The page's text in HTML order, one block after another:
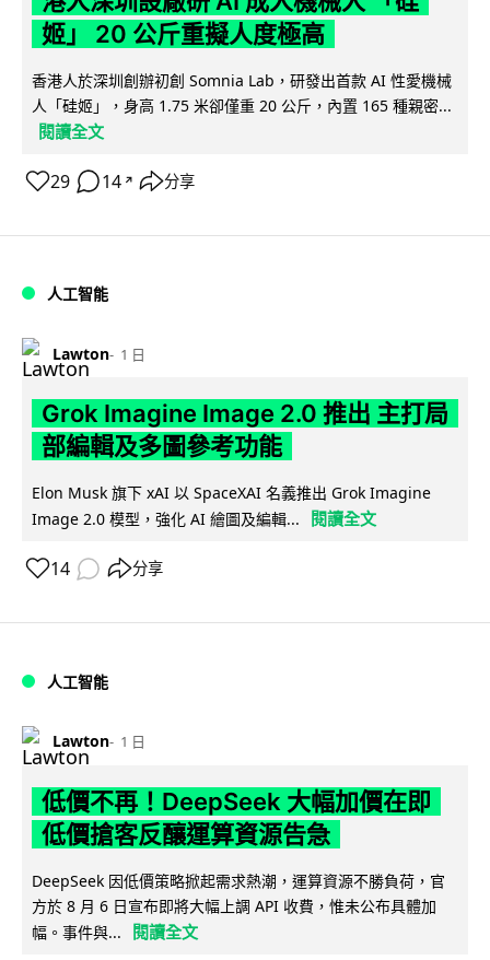
姬」 20 公斤重擬人度極高
香港人於深圳創辦初創 Somnia Lab，研發出首款 AI 性愛機械
人「硅姬」，身高 1.75 米卻僅重 20 公斤，內置 165 種親密...
閱讀全文
29 14 ↗ 分享
人工智能
Lawton 1 日
Grok Imagine Image 2.0 推出 主打局
部編輯及多圖參考功能
Elon Musk 旗下 xAI 以 SpaceXAI 名義推出 Grok Imagine
Image 2.0 模型，強化 AI 繪圖及編輯...
閱讀全文
14 分享
人工智能
Lawton 1 日
低價不再！DeepSeek 大幅加價在即
低價搶客反釀運算資源告急
DeepSeek 因低價策略掀起需求熱潮，運算資源不勝負荷，官
方於 8 月 6 日宣布即將大幅上調 API 收費，惟未公布具體加
幅。事件與...
閱讀全文